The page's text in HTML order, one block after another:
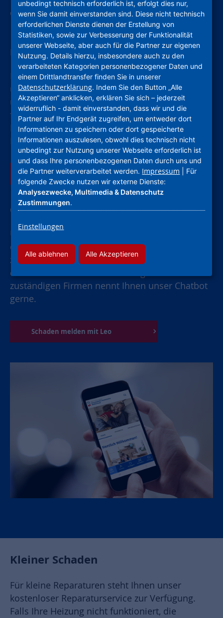
einen Schaden zu melden
Mieter-App „mittendrin wohnen“
Nutzen Sie unsere Mieter-App, um schnell und
unkompliziert einen Schaden zu melden und
um wichtige Notfall- und Störungsnummern zu
finden. Bei kleinen Reparaturen können Sie die
Handwerker direkt beauftragen. Die zuständigen
Firmen finden Sie in unserer App.
Mehr Informationen zur App
Chatbot Leo
Unser Chatbot führt Sie Schrift für Schritt durch
die Schadensmeldung und informiert Sie, was
zu tun ist. Bei kleinen Reparaturen können Sie
die Handwerker direkt beauftragen. Die
zuständigen Firmen nennt Ihnen unser Chatbot
gerne.
Schaden melden mit Leo
Kleiner Schaden
Für kleine Reparaturen steht Ihnen unser
kostenloser Reparaturservice zur Verfügung.
Falls Ihre Heizung nicht funktioniert, die
unbedingt technisch erforderlich ist, erfolgt dies nur,
wenn Sie damit einverstanden sind. Diese nicht technisch
erforderlichen Dienste dienen der Erstellung von
Statistiken, sowie zur Verbesserung der Funktionalität
unserer Webseite, aber auch für die Partner zur eigenen
Nutzung. Details hierzu, insbesondere auch zu den
verarbeiteten Kategorien personenbezogener Daten und
einem Drittlandtransfer finden Sie in unserer
Datenschutzerklärung. Indem Sie den Button „Alle
Akzeptieren“ anklicken, erklären Sie sich – jederzeit
widerruflich - damit einverstanden, dass wir und die
Partner auf Ihr Endgerät zugreifen, um entweder dort
Informationen zu speichern oder dort gespeicherte
Informationen auszulesen, obwohl dies technisch nicht
unbedingt zur Nutzung unserer Webseite erforderlich ist
und dass Ihre personenbezogenen Daten durch uns und
die Partner weiterverarbeitet werden. Impressum | Für
folgende Zwecke nutzen wir externe Dienste:
Analysezwecke, Multimedia & Datenschutz
Zustimmungen.
Einstellungen
Alle ablehnen Alle Akzeptieren